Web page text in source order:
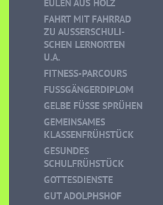
EULEN AUS HOLZ
FAHRT MIT FAHRRAD
ZU AUSSERSCHULI-S
CHEN LERNORTEN U
.A.
FITNESS-PARCOURS
FUSSGÄNGERDIPLOM
GELBE FÜSSE SPRÜHEN
GEMEINSAMES
KLASSENFRÜHSTÜCK
GESUNDES
SCHULFRÜHSTÜCK
GOTTESDIENSTE
GUT ADOLPHSHOF